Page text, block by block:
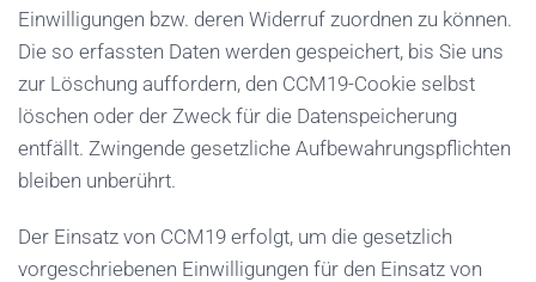
Einwilligungen bzw. deren Widerruf zuordnen zu können.
Die so erfassten Daten werden gespeichert, bis Sie uns
zur Löschung auffordern, den CCM19-Cookie selbst
löschen oder der Zweck für die Datenspeicherung
entfällt. Zwingende gesetzliche Aufbewahrungspflichten
bleiben unberührt.
Der Einsatz von CCM19 erfolgt, um die gesetzlich
vorgeschriebenen Einwilligungen für den Einsatz von